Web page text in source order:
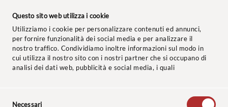
Questo sito web utilizza i cookie
Utilizziamo i cookie per personalizzare contenuti ed annunci,
per fornire funzionalità dei social media e per analizzare il
nostro traffico. Condividiamo inoltre informazioni sul modo in
cui utilizza il nostro sito con i nostri partner che si occupano di
analisi dei dati web, pubblicità e social media, i quali
Necessari
1714633367_dir-ue-2024-1203-it
© 2024 Studio Legale Baccaredda Boy. Tutti i diritti riservati.